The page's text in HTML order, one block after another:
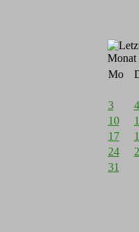
Mo
3
4
10
17
24
31